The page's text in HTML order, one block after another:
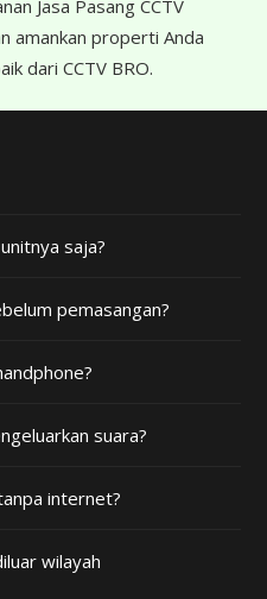
Jasa Pasang CCTV
amankan properti Anda
dari CCTV BRO.
saja?
pemasangan?
suara?
internet?
wilayah